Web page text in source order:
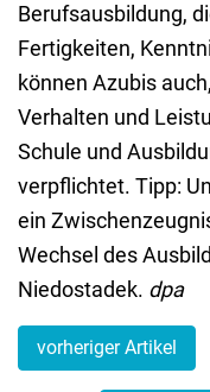
Berufsausbildung,
Fertigkeiten,
können Azubis
Verhalten und
Schule und
verpflichtet. Tipp:
ein
Wechsel des
Niedostadek. dpa
vorheriger Artikel